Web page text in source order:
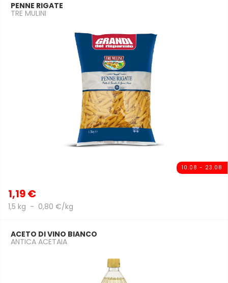
10.08 - 23.08
PENNE RIGATE
TRE MULINI
1,19 €
1,5 kg - 0,80 €/kg
ACETO DI VINO BIANCO
ANTICA ACETAIA